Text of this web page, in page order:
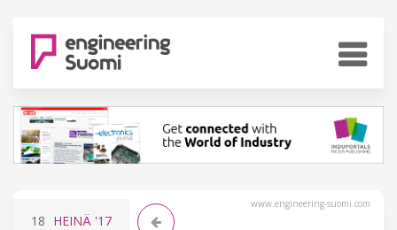
www.engineering-suomi.com
18 HEINÄ '17